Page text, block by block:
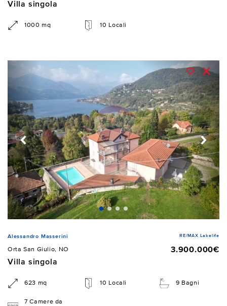
Villa singola
1000 mq 10 Locali
Alessandro Masserini RE/MAX Lakelife
Orta San Giulio, NO
3.900.000€
Villa singola
623 mq 10 Locali 9 Bagni
7 Camere da